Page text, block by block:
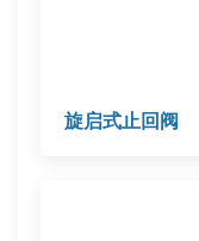
旋启式止回阀